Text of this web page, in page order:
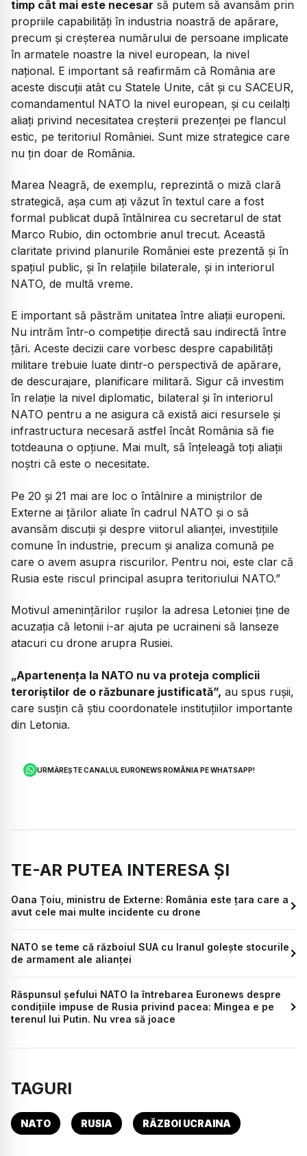
timp cât mai este necesar să putem să avansăm prin
propriile capabilități în industria noastră de apărare,
precum și creșterea numărului de persoane implicate
în armatele noastre la nivel european, la nivel
național. E important să reafirmăm că România are
aceste discuții atât cu Statele Unite, cât și cu SACEUR,
comandamentul NATO la nivel european, și cu ceilalți
aliați privind necesitatea creșterii prezenței pe flancul
estic, pe teritoriul României. Sunt mize strategice care
nu țin doar de România.
Marea Neagră, de exemplu, reprezintă o miză clară
strategică, așa cum ați văzut în textul care a fost
formal publicat după întâlnirea cu secretarul de stat
Marco Rubio, din octombrie anul trecut. Această
claritate privind planurile României este prezentă și în
spațiul public, și în relațiile bilaterale, și in interiorul
NATO, de multă vreme.
E important să păstrăm unitatea între aliații europeni.
Nu intrăm într-o competiție directă sau indirectă între
țări. Aceste decizii care vorbesc despre capabilități
militare trebuie luate dintr-o perspectivă de apărare,
de descurajare, planificare militară. Sigur că investim
în relație la nivel diplomatic, bilateral și în interiorul
NATO pentru a ne asigura că există aici resursele și
infrastructura necesară astfel încât România să fie
totdeauna o opțiune. Mai mult, să înțeleagă toți aliații
noștri că este o necesitate.
Pe 20 și 21 mai are loc o întâlnire a miniștrilor de
Externe ai țărilor aliate în cadrul NATO și o să
avansăm discuții și despre viitorul alianței, investițiile
comune în industrie, precum și analiza comună pe
care o avem asupra riscurilor. Pentru noi, este clar că
Rusia este riscul principal asupra teritoriului NATO.”
Motivul amenințărilor rușilor la adresa Letoniei ține de
acuzația că letonii i-ar ajuta pe ucraineni să lanseze
atacuri cu drone arupra Rusiei.
„Apartenența la NATO nu va proteja complicii
teroriștilor de o răzbunare justificată”, au spus rușii,
care susțin că știu coordonatele instituțiilor importante
din Letonia.
URMĂREȘTE CANALUL EURONEWS ROMÂNIA PE WHATSAPP!
TE-AR PUTEA INTERESA ȘI
Oana Țoiu, ministru de Externe: România este țara care a
avut cele mai multe incidente cu drone
NATO se teme că războiul SUA cu Iranul golește stocurile
de armament ale alianței
Răspunsul șefului NATO la întrebarea Euronews despre
condițiile impuse de Rusia privind pacea: Mingea e pe
terenul lui Putin. Nu vrea să joace
TAGURI
NATO RUSIA RĂZBOI UCRAINA